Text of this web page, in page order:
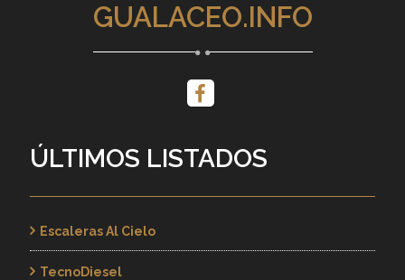
GUALACEO.INFO
ÚLTIMOS LISTADOS
Escaleras Al Cielo
TecnoDiesel